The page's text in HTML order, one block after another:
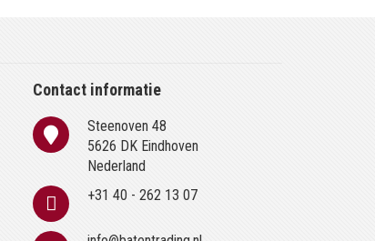
Contact informatie
Steenoven 48
5626 DK Eindhoven
Nederland
+31 40 - 262 13 07